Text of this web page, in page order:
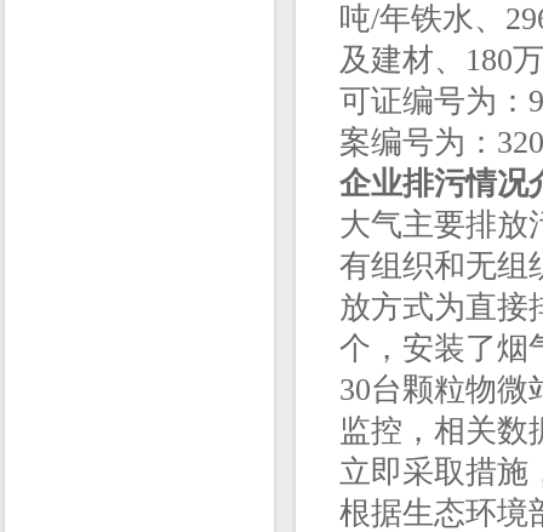
吨/年铁水、
及建材、180
可证编号为：
案编号为：
企业排污情况
大气主要排放
有组织和无组
放方式为直接
个，安装了烟
30台颗粒物微
监控，相关数
立即采取措施
根据生态环境